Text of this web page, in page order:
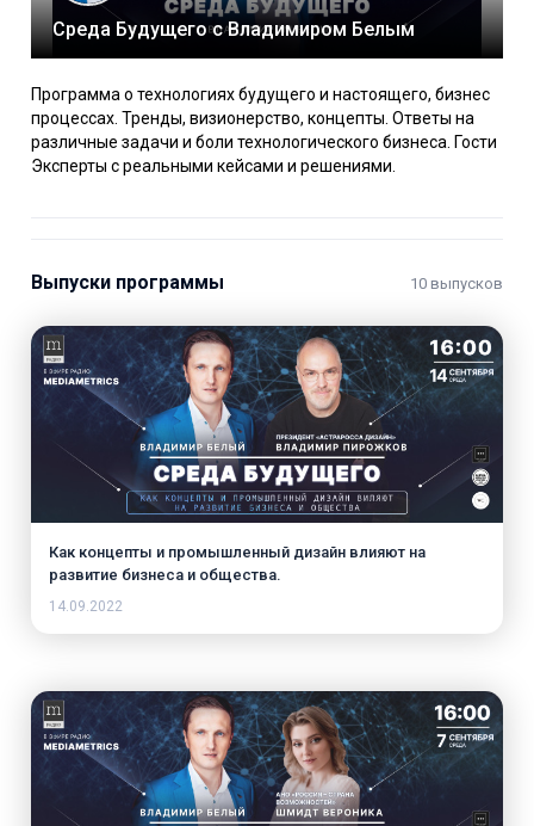
Среда Будущего с Владимиром Белым
Программа о технологиях будущего и настоящего, бизнес
процессах. Тренды, визионерство, концепты. Ответы на
различные задачи и боли технологического бизнеса. Гости
Эксперты с реальными кейсами и решениями.
Выпуски программы 10 выпусков
Как концепты и промышленный дизайн влияют на
развитие бизнеса и общества.
14.09.2022